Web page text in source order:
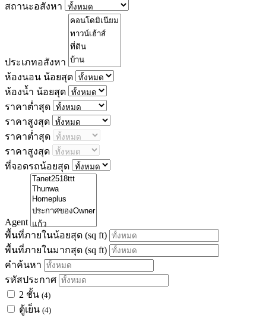
สถานะอสังหา
ประเภทอสังหา
ห้องนอน น้อยสุด
ห้องน้ำ น้อยสุด
ราคาต่ำสุด
ราคาสูงสุด
ราคาต่ำสุด
ราคาสูงสุด
ที่จอดรถน้อยสุด
Agent
พื้นที่ภายในน้อยสุด (sq ft)
พื้นที่ภายในมากสุด (sq ft)
คำค้นหา
รหัสประกาศ
2 ชั้น (4)
ตู้เย็น (4)